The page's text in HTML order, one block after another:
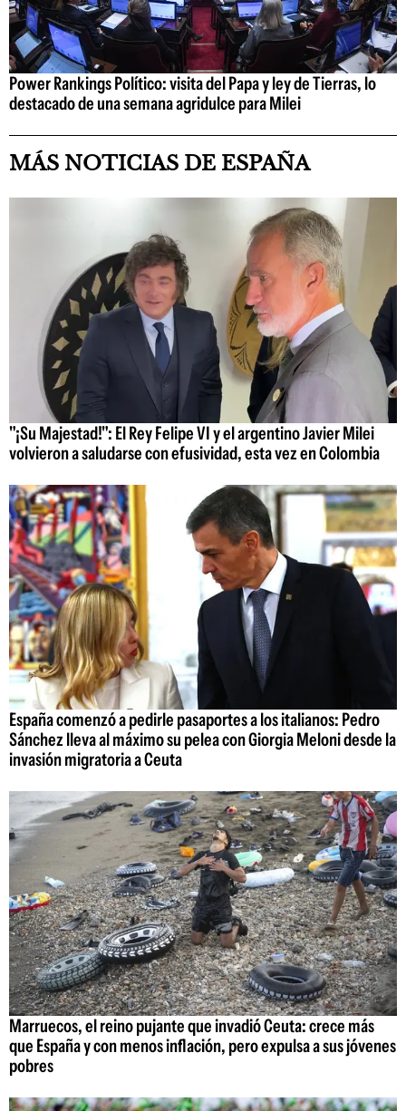
Power Rankings Político: visita del Papa y ley de Tierras, lo
destacado de una semana agridulce para Milei
MÁS NOTICIAS DE ESPAÑA
"¡Su Majestad!": El Rey Felipe VI y el argentino Javier Milei
volvieron a saludarse con efusividad, esta vez en Colombia
España comenzó a pedirle pasaportes a los italianos: Pedro
Sánchez lleva al máximo su pelea con Giorgia Meloni desde la
invasión migratoria a Ceuta
Marruecos, el reino pujante que invadió Ceuta: crece más
que España y con menos inflación, pero expulsa a sus jóvenes
pobres